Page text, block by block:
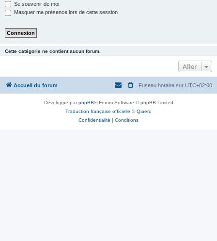
Se souvenir de moi
Masquer ma présence lors de cette session
Cette catégorie ne contient aucun forum.
Aller
Accueil du forum Fuseau horaire sur UTC+02:00
Développé parphpBB® Forum Software © phpBB Limited
Traduction française officielle ©Qiaeru
Confidentialité | Conditions